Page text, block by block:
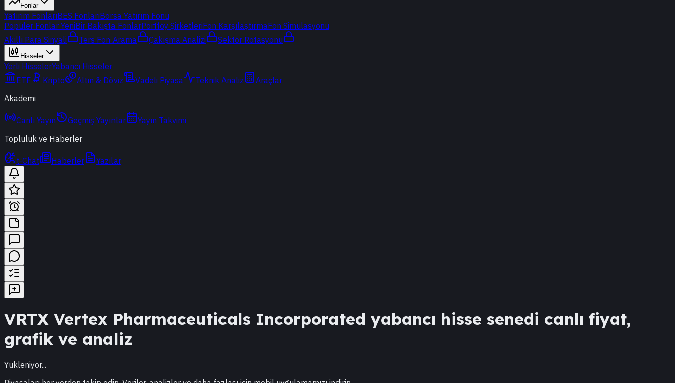
Fonlar
Yatırım FonlarıBES FonlarıBorsa Yatırım Fonu
Popüler Fonlar YeniBir Bakışta FonlarPortföy ŞirketleriFon KarşılaştırmaFon Simülasyonu
Akıllı Para Sinyali
Ters Fon Arama Çakışma Analizi Sektör Rotasyonu
Hisseler
Yerli HisselerYabancı Hisseler
ETF
Kripto Altın & Döviz Vadeli Piyasa Teknik Analiz
Araçlar
Akademi
Canlı Yayın Geçmiş Yayınlar
Yayın Takvimi
Topluluk ve Haberler
t-Chat Haberler Yazılar
VRTX Vertex Pharmaceuticals Incorporated yabancı hisse senedi canlı fiyat,
grafik ve analiz
Yukleniyor...